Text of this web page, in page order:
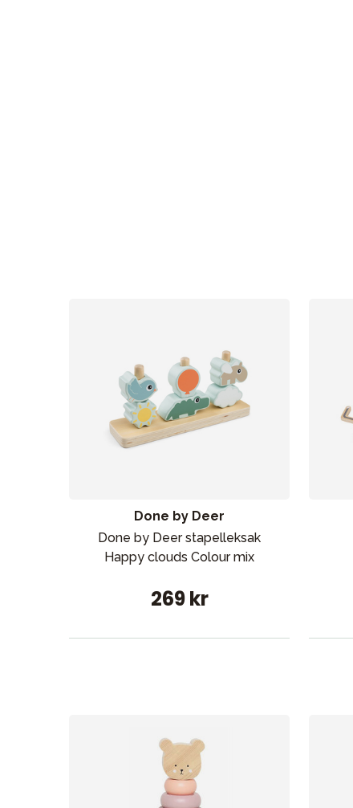
Done by Deer
Done by Deer stapelleksak
Happy clouds Colour mix
269 kr
Leksaker